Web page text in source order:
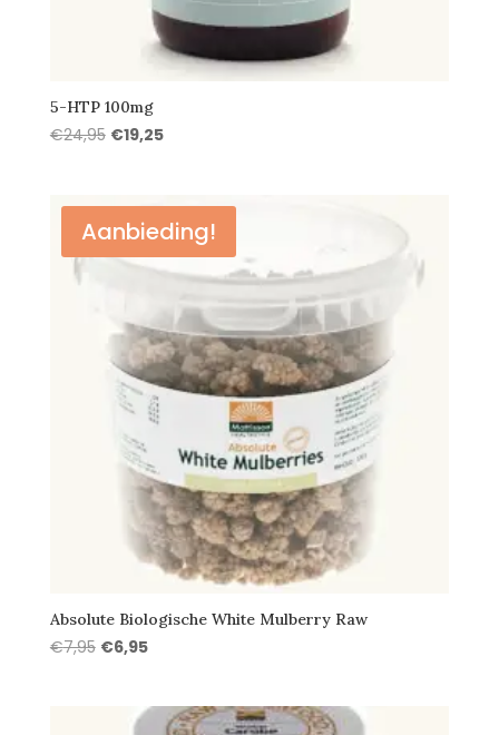
5-HTP 100mg
€24,95 Oorspronkelijke
€24,95.
€19,25Huidige
€19,25.
Aanbieding!
Absolute Biologische White Mulberry Raw
€7,95 Oorspronkelijke
€7,95.
€6,95Huidige
€6,95.